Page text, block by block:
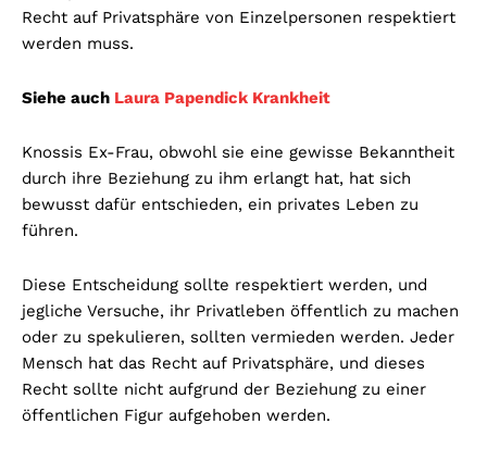
Recht auf Privatsphäre von Einzelpersonen respektiert
werden muss.
Siehe auch Laura Papendick Krankheit
Knossis Ex-Frau, obwohl sie eine gewisse Bekanntheit
durch ihre Beziehung zu ihm erlangt hat, hat sich
bewusst dafür entschieden, ein privates Leben zu
führen.
Diese Entscheidung sollte respektiert werden, und
jegliche Versuche, ihr Privatleben öffentlich zu machen
oder zu spekulieren, sollten vermieden werden. Jeder
Mensch hat das Recht auf Privatsphäre, und dieses
Recht sollte nicht aufgrund der Beziehung zu einer
öffentlichen Figur aufgehoben werden.